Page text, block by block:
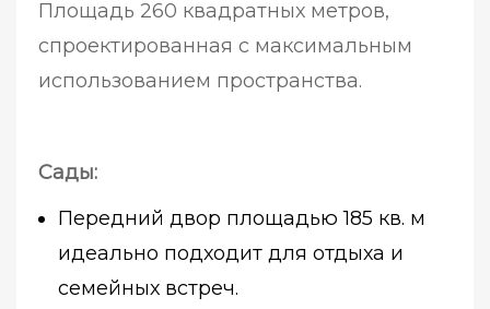
Площадь 260 квадратных метров,
спроектированная с максимальным
использованием пространства.
Сады:
Передний двор площадью 185 кв. м
идеально подходит для отдыха и
семейных встреч.